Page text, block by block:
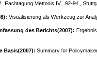
Mettools IV , 92-94 ,
Visualisierung als Werkzeug zur
des Berichts(2007):
Basis(2007): Summary for